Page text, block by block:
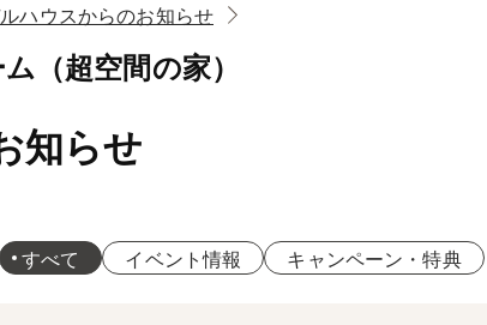
ハウスからのお知らせ
（超空間の家）
知らせ
すべて イベント情報 キャンペーン・特典